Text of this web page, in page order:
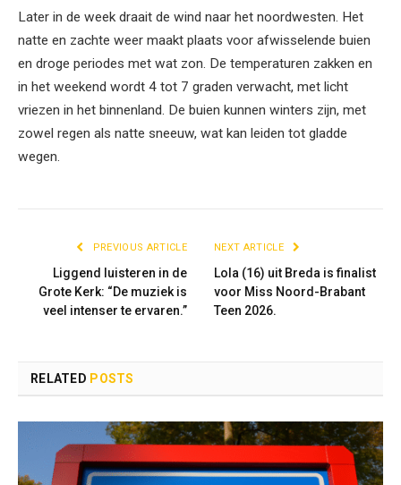
Later in de week draait de wind naar het noordwesten. Het
natte en zachte weer maakt plaats voor afwisselende buien
en droge periodes met wat zon. De temperaturen zakken en
in het weekend wordt 4 tot 7 graden verwacht, met licht
vriezen in het binnenland. De buien kunnen winters zijn, met
zowel regen als natte sneeuw, wat kan leiden tot gladde
wegen.
PREVIOUS ARTICLE
Liggend luisteren in de
Grote Kerk: “De muziek is
veel intenser te ervaren.”
NEXT ARTICLE
Lola (16) uit Breda is finalist
voor Miss Noord-Brabant
Teen 2026.
RELATED POSTS